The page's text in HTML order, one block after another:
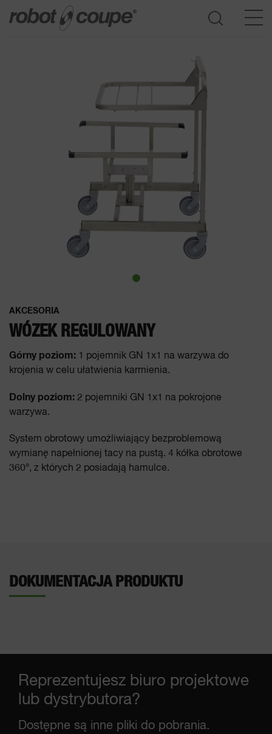
AKCESORIA
WÓZEK REGULOWANY
Górny poziom: 1 pojemnik GN 1x1 na warzywa do
krojenia w celu ułatwienia karmienia.
Dolny poziom: 2 pojemniki GN 1x1 na pokrojone
warzywa.
System obrotowy umożliwiający bezproblemową
wymianę napełnionej tacy na pustą. 4 kółka obrotowe
360°, z których 2 posiadają hamulce.
DOKUMENTACJA PRODUKTU
Reprezentujesz biuro projektowe
lub dystrybutora?
Dostępne są inne pliki do pobrania.
Dostęp do przewodnika wyboru